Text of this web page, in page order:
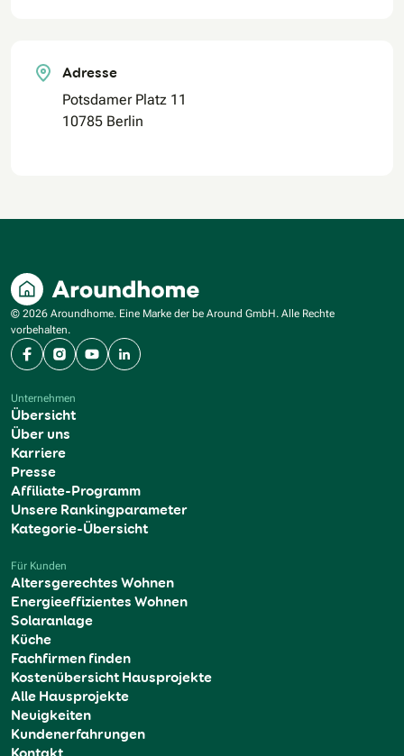
Adresse
Potsdamer Platz 11
10785 Berlin
© 2026 Aroundhome. Eine Marke der be Around GmbH. Alle Rechte
vorbehalten.
FacebookInstagram
YouTubeLinkedIn
Unternehmen
Übersicht
Über uns
Karriere
Presse
Affiliate-Programm
Unsere Rankingparameter
Kategorie-Übersicht
Für Kunden
Altersgerechtes Wohnen
Energieeffizientes Wohnen
Solaranlage
Küche
Fachfirmen finden
Kostenübersicht Hausprojekte
Alle Hausprojekte
Neuigkeiten
Kundenerfahrungen